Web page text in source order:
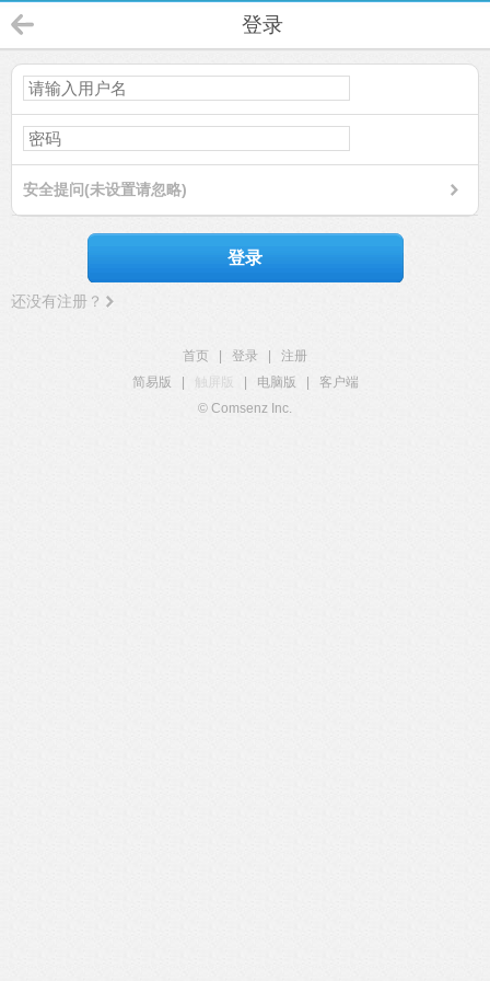
登录
安全提问(未设置请忽略)
登录
还没有注册？
首页 登录
注册
简易版
触屏版 电脑版
客户端
© Comsenz Inc.